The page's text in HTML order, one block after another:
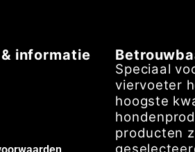
informatie
Speciaal
viervoeter
hoogste
producten